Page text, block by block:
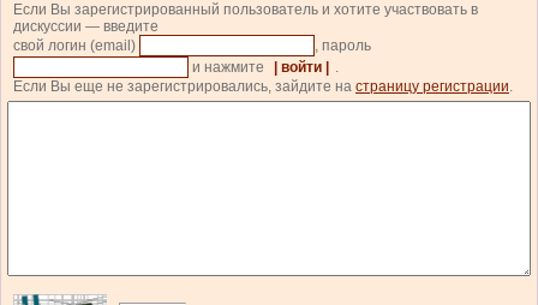
Если Вы зарегистрированный пользователь и хотите участвовать в
дискуссии — введите
свой логин (email)
, пароль
и нажмите
| войти |
.
Если Вы еще не зарегистрировались, зайдите на страницу регистрации.